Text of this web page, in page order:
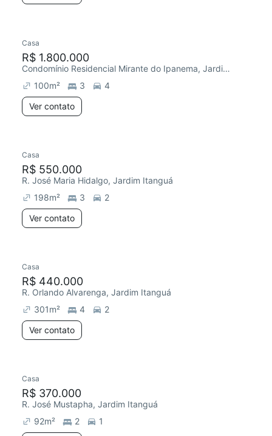
Casa
R$ 1.800.000
Condomínio Residencial Mirante do Ipanema, Jardim Itanguá
100m² 3
4
Ver contato
Casa
R$ 550.000
R. José Maria Hidalgo, Jardim Itanguá
198m² 3
2
Ver contato
Casa
R$ 440.000
R. Orlando Alvarenga, Jardim Itanguá
301m² 4
2
Ver contato
Casa
R$ 370.000
R. José Mustapha, Jardim Itanguá
92m² 2
1